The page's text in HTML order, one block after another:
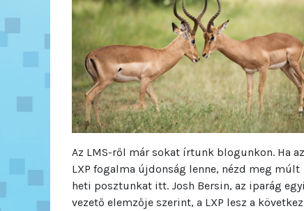
Az LMS-ről már sokat írtunk blogunkon. Ha az
LXP fogalma újdonság lenne, nézd meg múlt
heti posztunkat itt. Josh Bersin, az iparág
vezető elemzője szerint, a LXP lesz a